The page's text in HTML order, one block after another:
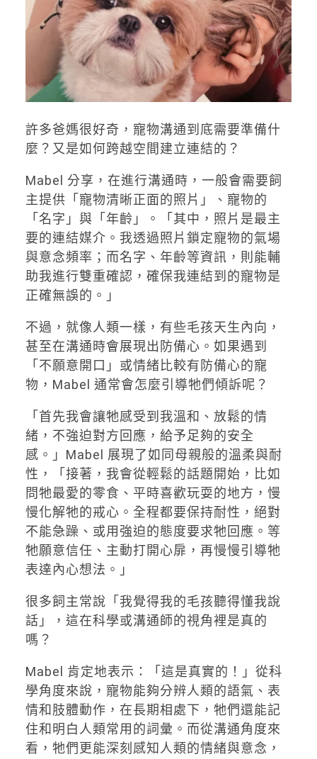
許多爸媽很好奇，寵物溝通到底需要準備什
麼？又是如何跨越空間建立連結的？
Mabel 分享，在進行溝通時，一般會需要飼
主提供「寵物清晰正面的照片」、寵物的
「名字」與「年齡」。「其中，照片是最主
要的連結媒介。我透過照片鎖定寵物的氣場
與意念頻率；而名字、年齡等資訊，則能輔
助我進行雙重確認，確保我連結到的寵物是
正確無誤的。」
不過，就像人類一樣，有些毛孩天生內向，
甚至在溝通時會展現出防備心。如果遇到
「不願意開口」或情緒比較有防備心的寵
物，Mabel 通常會怎麼引導牠們傾訴呢？
「首先我會讓牠感受到我溫和、放鬆的情
緒，不強迫對方回應，給予足夠的安全
感。」Mabel 展現了如同母親般的溫柔與耐
性，「接著，我會從輕鬆的話題開始，比如
問牠最愛的零食、平時喜歡玩耍的地方，慢
慢化解牠的戒心。全程都要保持耐性，絕對
不能急躁、或用強迫的態度要求牠回應。等
牠願意信任、主動打開心扉，再慢慢引導牠
表達內心想法。」
很多飼主常說「我覺得我的毛孩聽得懂我說
話」，這在科學或溝通師的視角裡是真的
嗎？
Mabel 肯定地表示：「這是真實的！」從科
學角度來說，寵物能夠分辨人類的語氣、表
情和肢體動作，在長期相處下，牠們還能記
住和明白人類常用的詞彙。而從溝通角度來
看，牠們更能深刻感知人類的情緒與意念，